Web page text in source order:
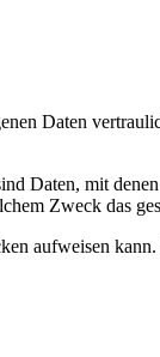
Daten
Daten, mit
Zweck das
aufweisen